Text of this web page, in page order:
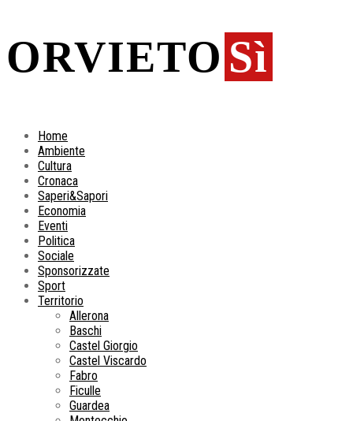
ORVIETO Sì
Home
Ambiente
Cultura
Cronaca
Saperi&Sapori
Economia
Eventi
Politica
Sociale
Sponsorizzate
Sport
Territorio
Allerona
Baschi
Castel Giorgio
Castel Viscardo
Fabro
Ficulle
Guardea